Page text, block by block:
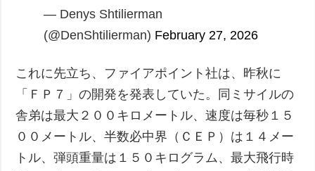
— Denys Shtilierman
(@DenShtilierman) February 27, 2026
これに先立ち、ファイアポイント社は、昨秋に
「ＦＰ７」の開発を発表していた。同ミサイルの
舎弟は最大２００キロメートル、速度は毎秒１５
００メートル、半数必中界（ＣＥＰ）は１４メー
トル、弾頭重量は１５０キログラム、最大飛行時